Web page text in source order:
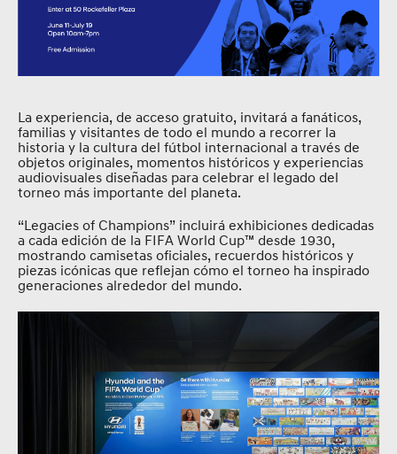
La experiencia, de acceso gratuito, invitará a fanáticos,
familias y visitantes de todo el mundo a recorrer la
historia y la cultura del fútbol internacional a través de
objetos originales, momentos históricos y experiencias
audiovisuales diseñadas para celebrar el legado del
torneo más importante del planeta.
“Legacies of Champions” incluirá exhibiciones dedicadas
a cada edición de la FIFA World Cup™ desde 1930,
mostrando camisetas oficiales, recuerdos históricos y
piezas icónicas que reflejan cómo el torneo ha inspirado
generaciones alrededor del mundo.